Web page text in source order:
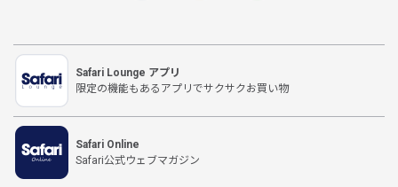
Safari Lounge アプリ
限定の機能もあるアプリでサクサクお買い物
Safari Online
Safari公式ウェブマガジン